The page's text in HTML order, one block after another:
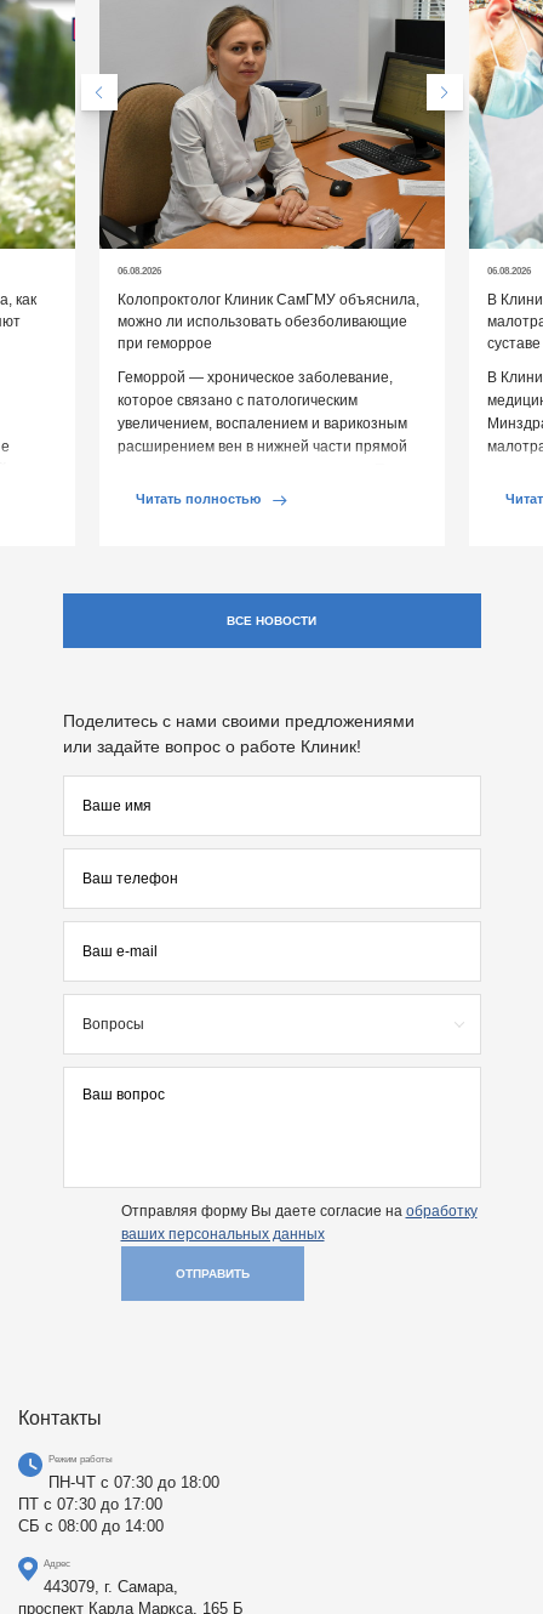
как
06.08.2026
Колопроктолог Клиник СамГМУ объяснила,
можно ли использовать обезболивающие
при геморрое
Геморрой — хроническое заболевание,
которое связано с патологическим
увеличением, воспалением и варикозным
расширением вен в нижней части прямой
обострении […]
Читать полностью
06.08.2026
В
суставе
В
ВСЕ НОВОСТИ
Поделитесь с нами своими предложениями
или задайте вопрос о работе Клиник!
Вопросы
Отправляя форму Вы даете согласие на обработку
ваших персональных данных
ОТПРАВИТЬ
Контакты
Режим работы
ПН-ЧТ с 07:30 до 18:00
ПТ с 07:30 до 17:00
СБ с 08:00 до 14:00
Адрес
443079, г. Самара,
проспект Карла Маркса, 165 Б